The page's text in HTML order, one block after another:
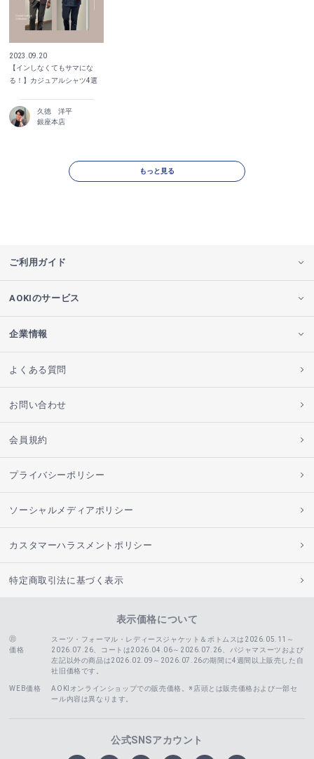
2023.09.20
【インしなくてもサマにな
る！】カジュアルシャツ4選
久徳 洋平
銀座本店
もっと見る
ご利用ガイド
AOKIのサービス
企業情報
よくある質問
お問い合わせ
会員規約
プライバシーポリシー
ソーシャルメディアポリシー
カスタマーハラスメントポリシー
特定商取引法に基づく表示
表示価格について
価格
スーツ・フォーマル・レディースジャケット＆ボトムスは2026.05.11～
2026.07.26、コートは2026.04.06～2026.07.26、
パジャマスーツおよび
左記以外の商品は2026.02.09～2026.07.26の期間に4週間以上販売した自
社旧価格です。
WEB価格
AOKIオンラインショップでの販売価格。※店頭とは販売価格および一部セ
ール内容は異なります。
公式SNSアカウント